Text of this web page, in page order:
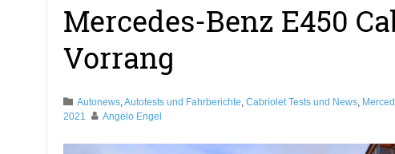
Mercedes-Benz E450
Vorrang
Autonews, Autotests und Fahrberichte Cabriolet Tests und News,
2021
Angelo Engel